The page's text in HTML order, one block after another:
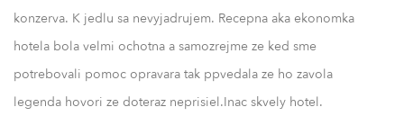
konzerva. K jedlu sa nevyjadrujem. Recepna aka ekonomka
hotela bola velmi ochotna a samozrejme ze ked sme
potrebovali pomoc opravara tak ppvedala ze ho zavola
legenda hovori ze doteraz neprisiel.Inac skvely hotel.